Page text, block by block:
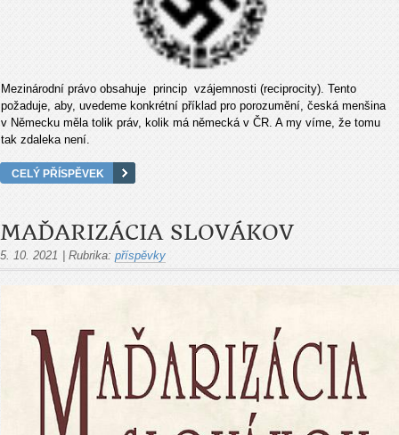
Mezinárodní právo obsahuje princip vzájemnosti (reciprocity). Tento
požaduje, aby, uvedeme konkrétní příklad pro porozumění, česká menšina
v Německu měla tolik práv, kolik má německá v ČR. A my víme, že tomu
tak zdaleka není.
CELÝ PŘÍSPĚVEK
MAĎARIZÁCIA SLOVÁKOV
5. 10. 2021 Rubrika: příspěvky